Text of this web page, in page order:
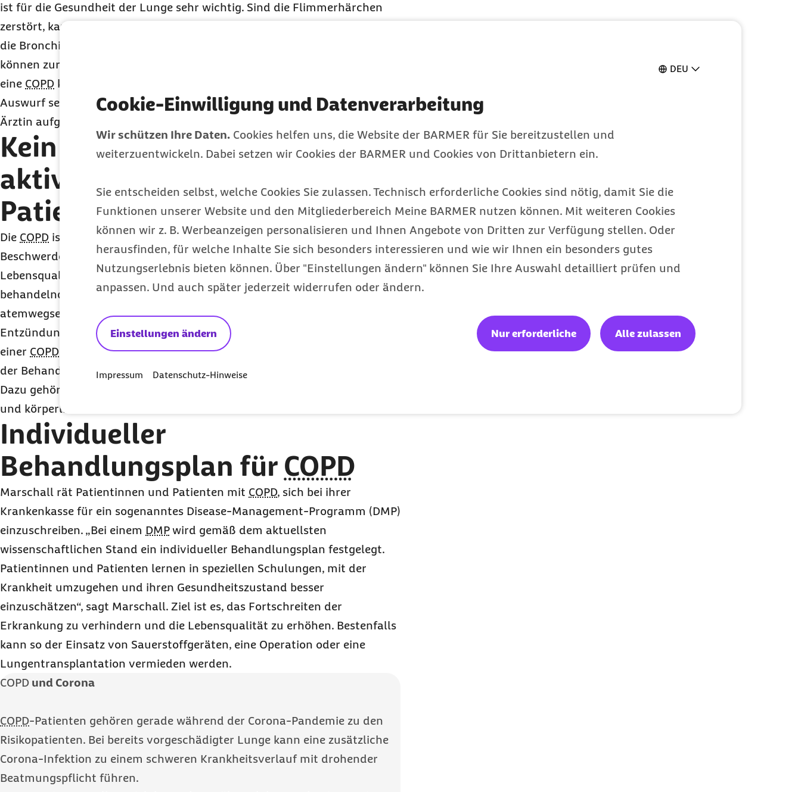
DEU
Cookie-Einwilligung und Datenverarbeitung
Wir schützen Ihre Daten. Cookies helfen uns, die Website der BARMER für Sie bereitzustellen und
weiterzuentwickeln. Dabei setzen wir Cookies der BARMER und Cookies von Drittanbietern ein.
Sie entscheiden selbst, welche Cookies Sie zulassen. Technisch erforderliche Cookies sind nötig, damit Sie die
Funktionen unserer Website und den Mitgliederbereich Meine BARMER nutzen können. Mit weiteren Cookies
können wir z. B. Werbeanzeigen personalisieren und Ihnen Angebote von Dritten zur Verfügung stellen. Oder
herausfinden, für welche Inhalte Sie sich besonders interessieren und wie wir Ihnen ein besonders gutes
Nutzungserlebnis bieten können. Über "Einstellungen ändern" können Sie Ihre Auswahl detailliert prüfen und
anpassen. Und auch später jederzeit widerrufen oder ändern.
Einstellungen ändern Nur erforderliche Alle zulassen
Impressum Datenschutz-Hinweise
ist für die Gesundheit der Lunge sehr wichtig. Sind die Flimmerhärchen
zerstört, kann der Schleim nicht mehr richtig abtransportiert werden und
die Bronchien verstopfen. Schadstoffe wie Tabakrauch, Staub oder Gase
können zur Entzündung der Bronchien führen. „Ein erstes Anzeichen für
eine COPD kann langwieriger Husten ohne Infektionszeichen, aber mit
Auswurf sein“, sagt Marschall. Spätestens dann sollte der Arzt oder die
Ärztin aufgesucht werden.
Kein Behandlungserfolg ohne
aktives Mitwirken der
Patientinnen und Patienten
Die COPD ist nicht heilbar. Mit einer richtigen Behandlung können
Beschwerden gelindert, das Alltagsleben erleichtert und die
Lebensqualität verbessert werden. Je nach Schweregrad kann der
behandelnde Arzt beziehungsweise die behandelnden Ärzte
atemwegserweiterndeSprays, Kortisonpräparate oder
Entzündungshemmer verordnen. „Alle Medikamente der Welt helfen bei
einer COPD aber nicht, wenn die Patientinnen und Patienten nicht aktiv an
der Behandlung mitwirken und ihren Lebensstil ändern“, so Marschall.
Dazu gehört, mit dem Rauchen aufzuhören, die Ernährung umzustellen
und körperlich aktiv zu bleiben.
Individueller
Behandlungsplan für COPD
Marschall rät Patientinnen und Patienten mit COPD, sich bei ihrer
Krankenkasse für ein sogenanntes Disease-Management-Programm (DMP)
einzuschreiben. „Bei einem DMPwird gemäß dem aktuellsten
wissenschaftlichen Stand ein individueller Behandlungsplan festgelegt.
Patientinnen und Patienten lernen in speziellen Schulungen, mit der
Krankheit umzugehen und ihren Gesundheitszustand besser
einzuschätzen“, sagt Marschall. Ziel ist es, das Fortschreiten der
Erkrankung zu verhindern und die Lebensqualität zu erhöhen. Bestenfalls
kann so der Einsatz von Sauerstoffgeräten, eine Operation oder eine
Lungentransplantation vermieden werden.
COPD und Corona
COPD-Patienten gehören gerade während der Corona-Pandemie zu den
Risikopatienten. Bei bereits vorgeschädigter Lunge kann eine zusätzliche
Corona-Infektion zu einem schweren Krankheitsverlauf mit drohender
Beatmungspflicht führen.